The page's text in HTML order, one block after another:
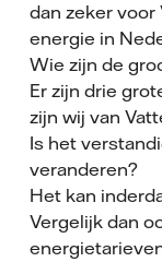
dan zeker voor
energie in
Wie zijn de
Er zijn drie
zijn wij van
Is het
veranderen?
Het kan
Vergelijk dan